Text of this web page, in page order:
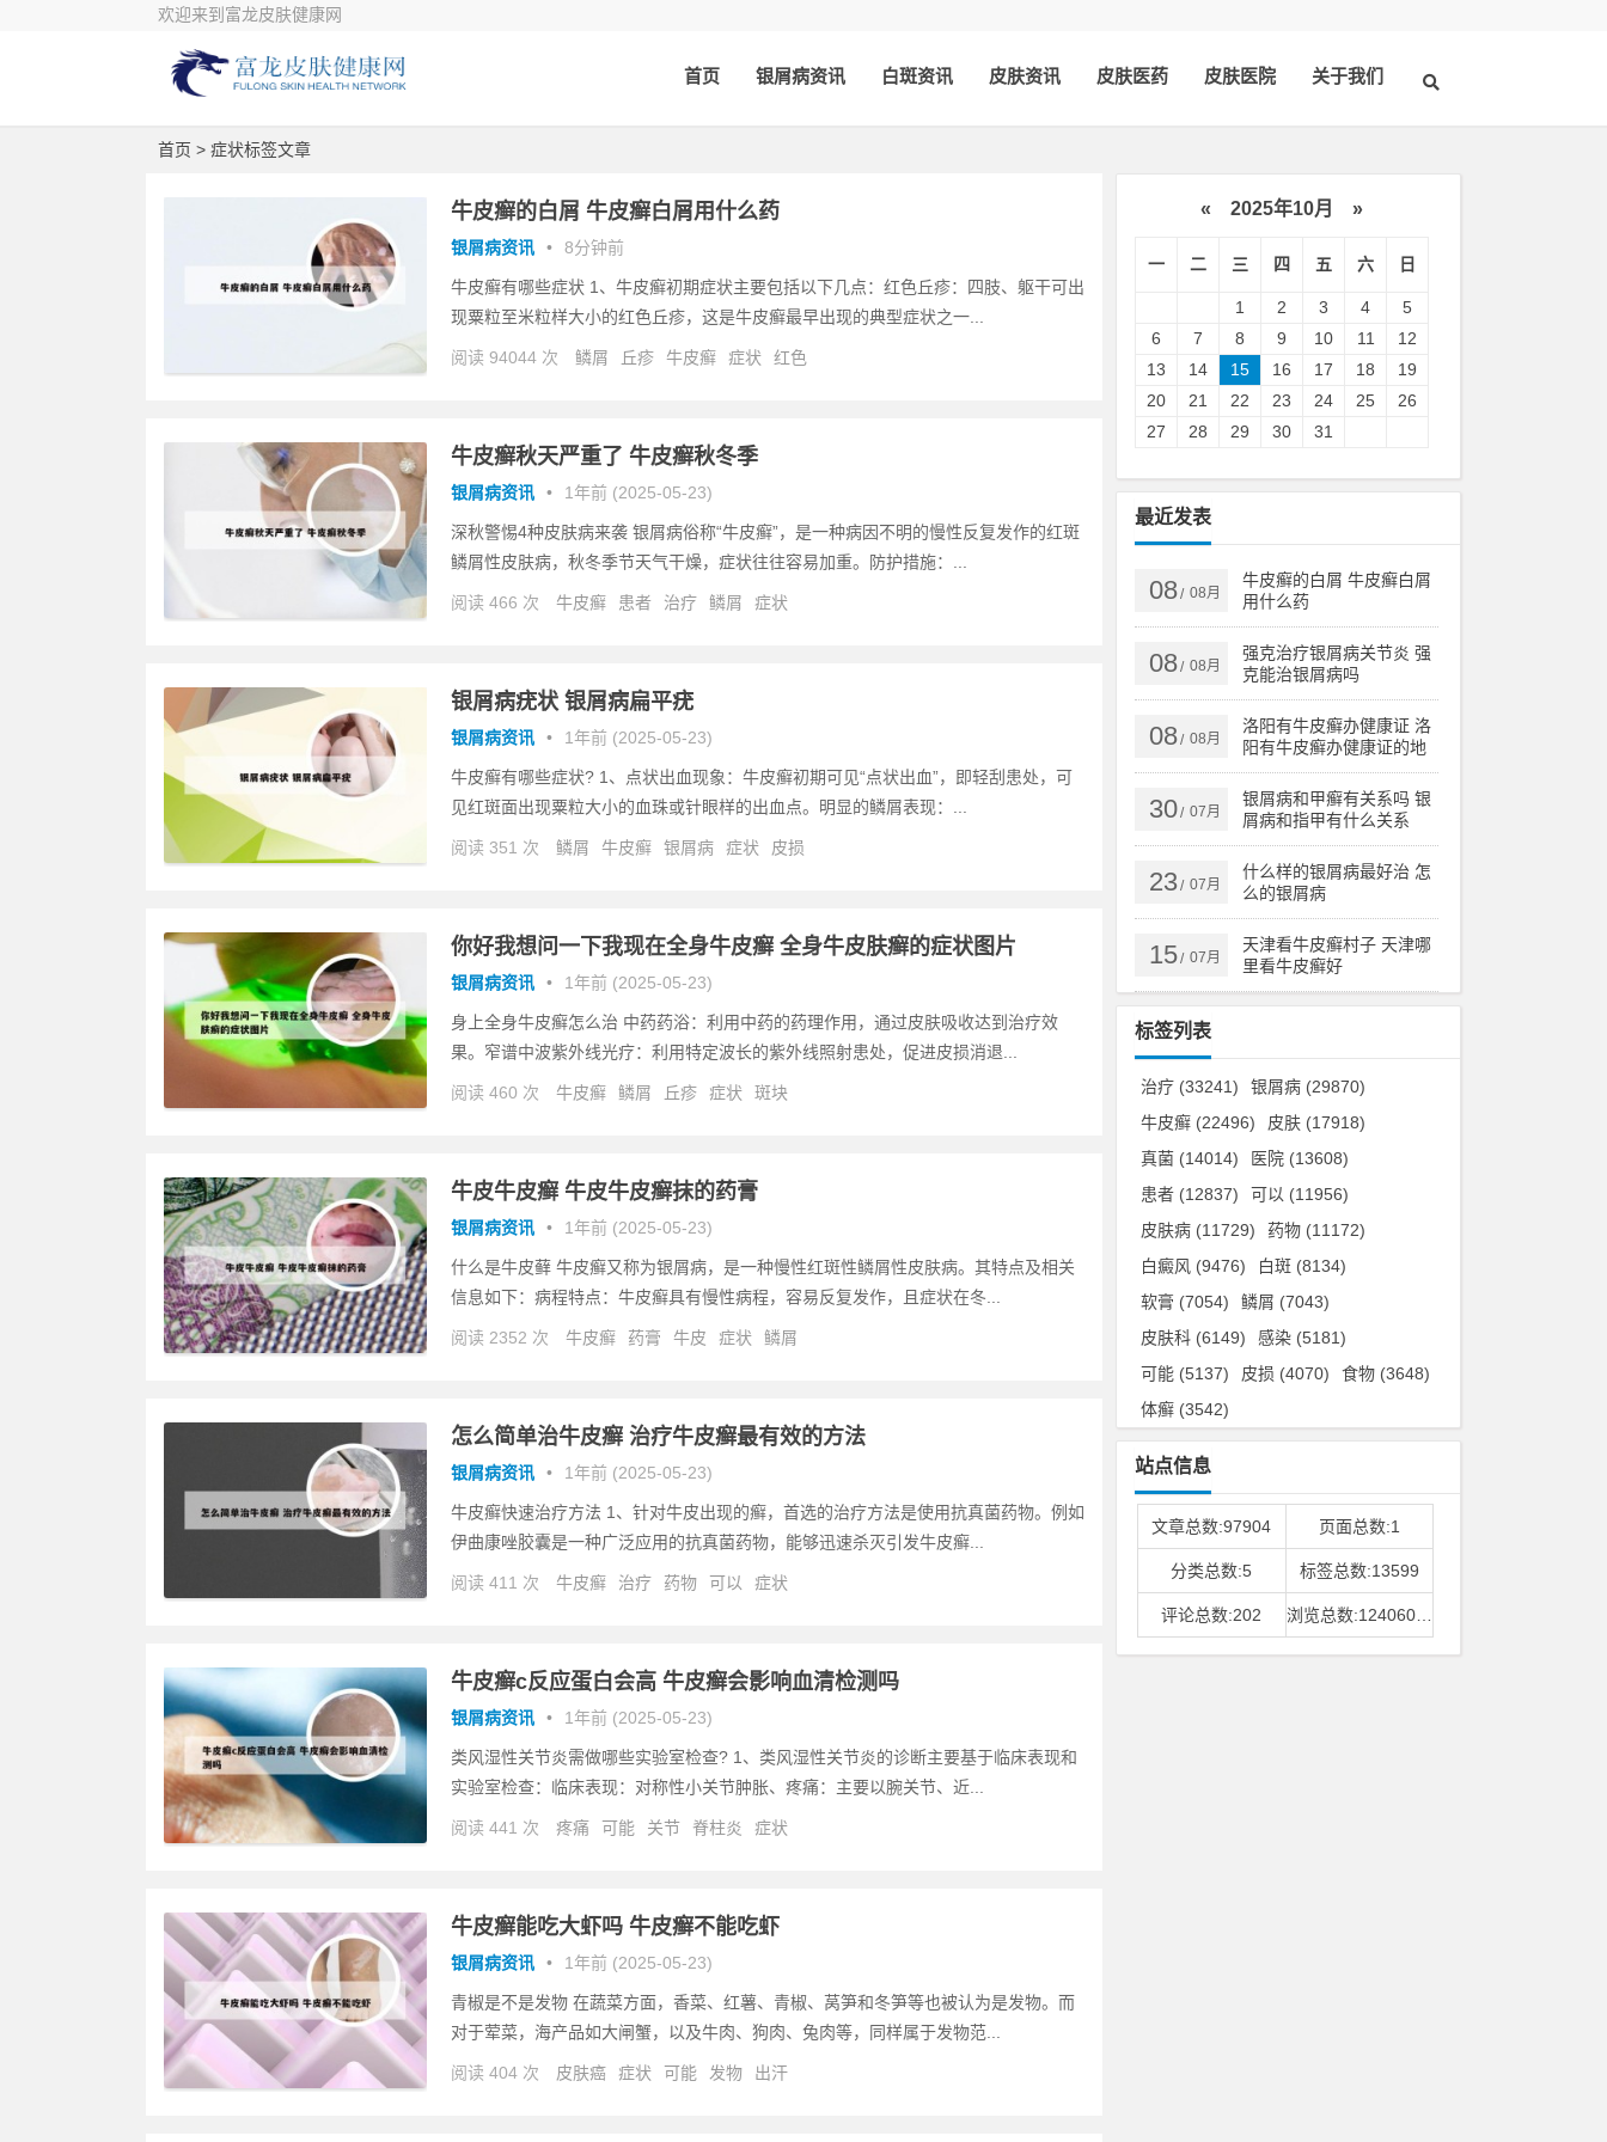
欢迎来到富龙皮肤健康网
首页 银屑病资讯 白斑资讯 皮肤资讯 皮肤医药 皮肤医院 关于我们
首页 > 症状标签文章
牛皮癣的白屑 牛皮癣白屑用什么药
银屑病资讯 • 8分钟前
牛皮癣有哪些症状 1、牛皮癣初期症状主要包括以下几点：红色丘疹：四肢、躯干可出
现粟粒至米粒样大小的红色丘疹，这是牛皮癣最早出现的典型症状之一...
阅读 94044 次 鳞屑 丘疹 牛皮癣 症状 红色
牛皮癣秋天严重了 牛皮癣秋冬季
银屑病资讯 • 1年前 (2025-05-23)
深秋警惕4种皮肤病来袭 银屑病俗称“牛皮癣”，是一种病因不明的慢性反复发作的红斑
鳞屑性皮肤病，秋冬季节天气干燥，症状往往容易加重。防护措施：...
阅读 466 次 牛皮癣 患者 治疗 鳞屑 症状
银屑病疣状 银屑病扁平疣
银屑病资讯 • 1年前 (2025-05-23)
牛皮癣有哪些症状? 1、点状出血现象：牛皮癣初期可见“点状出血”，即轻刮患处，可
见红斑面出现粟粒大小的血珠或针眼样的出血点。明显的鳞屑表现：...
阅读 351 次 鳞屑 牛皮癣 银屑病 症状 皮损
你好我想问一下我现在全身牛皮癣 全身牛皮肤癣的症状图片
银屑病资讯 • 1年前 (2025-05-23)
身上全身牛皮癣怎么治 中药药浴：利用中药的药理作用，通过皮肤吸收达到治疗效
果。窄谱中波紫外线光疗：利用特定波长的紫外线照射患处，促进皮损消退...
阅读 460 次 牛皮癣 鳞屑 丘疹 症状 斑块
牛皮牛皮癣 牛皮牛皮癣抹的药膏
银屑病资讯 • 1年前 (2025-05-23)
什么是牛皮藓 牛皮癣又称为银屑病，是一种慢性红斑性鳞屑性皮肤病。其特点及相关
信息如下：病程特点：牛皮癣具有慢性病程，容易反复发作，且症状在冬...
阅读 2352 次 牛皮癣 药膏 牛皮 症状 鳞屑
怎么简单治牛皮癣 治疗牛皮癣最有效的方法
银屑病资讯 • 1年前 (2025-05-23)
牛皮癣快速治疗方法 1、针对牛皮出现的癣，首选的治疗方法是使用抗真菌药物。例如
伊曲康唑胶囊是一种广泛应用的抗真菌药物，能够迅速杀灭引发牛皮癣...
阅读 411 次 牛皮癣 治疗 药物 可以 症状
牛皮癣c反应蛋白会高 牛皮癣会影响血清检测吗
银屑病资讯 • 1年前 (2025-05-23)
类风湿性关节炎需做哪些实验室检查? 1、类风湿性关节炎的诊断主要基于临床表现和
实验室检查：临床表现：对称性小关节肿胀、疼痛：主要以腕关节、近...
阅读 441 次 疼痛 可能 关节 脊柱炎 症状
牛皮癣能吃大虾吗 牛皮癣不能吃虾
银屑病资讯 • 1年前 (2025-05-23)
青椒是不是发物 在蔬菜方面，香菜、红薯、青椒、莴笋和冬笋等也被认为是发物。而
对于荤菜，海产品如大闸蟹，以及牛肉、狗肉、兔肉等，同样属于发物范...
阅读 404 次 皮肤癌 症状 可能 发物 出汗
« 2025年10月 »
一 二 三 四 五 六 日
1 2 3 4
5
6
7 8 9 10 11
12
13
14 15 16 17 18
19
20
21 22 23 24 25
26
27
28 29 30 31
最近发表
08/ 08月
牛皮癣的白屑 牛皮癣白屑
用什么药
08/ 08月
强克治疗银屑病关节炎 强
克能治银屑病吗
08/ 08月
洛阳有牛皮癣办健康证 洛
阳有牛皮癣办健康证的地
方吗
30/ 07月
银屑病和甲癣有关系吗 银
屑病和指甲有什么关系
23/ 07月
什么样的银屑病最好治 怎
么的银屑病
15/ 07月
天津看牛皮癣村子 天津哪
里看牛皮癣好
标签列表
治疗 (33241) 银屑病 (29870)
牛皮癣 (22496) 皮肤 (17918)
真菌 (14014) 医院 (13608)
患者 (12837) 可以 (11956)
皮肤病 (11729) 药物 (11172)
白癜风 (9476) 白斑 (8134)
软膏 (7054) 鳞屑 (7043)
皮肤科 (6149) 感染 (5181)
可能 (5137) 皮损 (4070) 食物 (3648)
体癣 (3542)
站点信息
文章总数:97904 页面总数:1
分类总数:5 标签总数:13599
评论总数:202 浏览总数:12406006